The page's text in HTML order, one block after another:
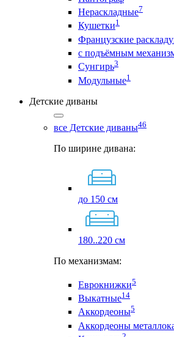
Нераскладные7
Кушетки1
Французские
с подъёмным
Сунгирь3
Модульные1
Детские диваны
все Детские диваны46
По ширине дивана:
до 150 см
180..220 см
По механизмам:
Еврокнижки5
Выкатные14
Аккордеоны5
Аккордеоны